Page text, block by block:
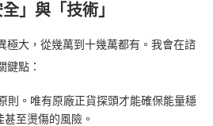
」與「技術」
極大，從幾萬到十幾萬都有。我會在諮
鍵點：
則。唯有原廠正貨探頭才能確保能量穩
至燙傷的風險。